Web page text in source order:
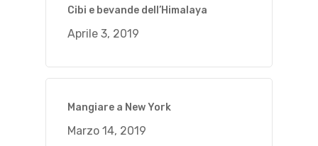
Cibi e bevande dell’Himalaya
Aprile 3, 2019
Mangiare a New York
Marzo 14, 2019